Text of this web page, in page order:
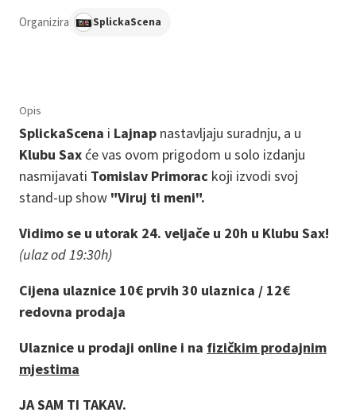
Organizira SplickaScena
Opis
SplickaScena i Lajnap nastavljaju suradnju, a u
Klubu Saxće vas ovom prigodom u solo izdanju
nasmijavati Tomislav Primorac koji izvodi svoj
stand-up show "Viruj ti meni".
Vidimo se u utorak 24. veljače u 20h u Klubu Sax!
(ulaz od 19:30h)
Cijena ulaznice 10€ prvih 30 ulaznica / 12€
redovna prodaja
Ulaznice u prodaji online i na fizičkim prodajnim
mjestima
JA SAM TI TAKAV.